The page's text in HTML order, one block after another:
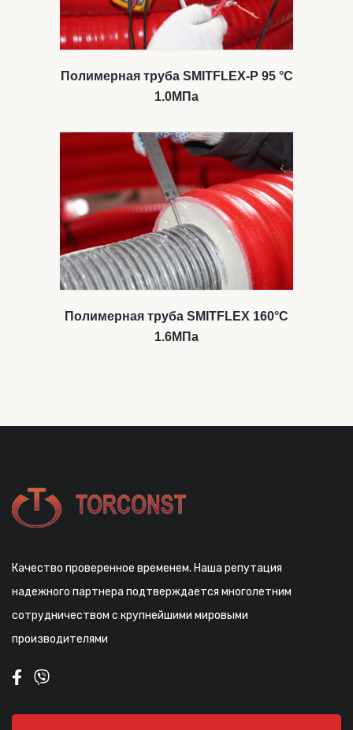
Полимерная труба SMITFLEX-P 95 °С
1.0МПа
Полимерная труба SMITFLEX 160°С
1.6МПа
Качество проверенное временем. Наша репутация
надежного партнера подтверждается многолетним
сотрудничеством с крупнейшими мировыми
производителями